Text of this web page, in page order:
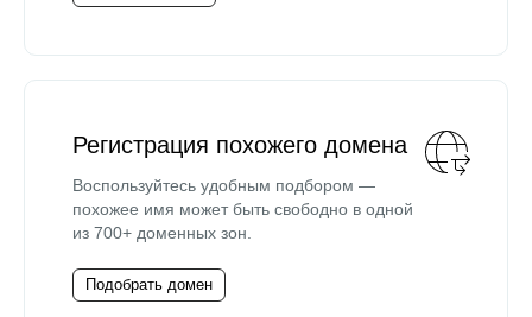
Регистрация похожего домена
Воспользуйтесь удобным подбором —
похожее имя может быть свободно в одной
из 700+ доменных зон.
Подобрать домен